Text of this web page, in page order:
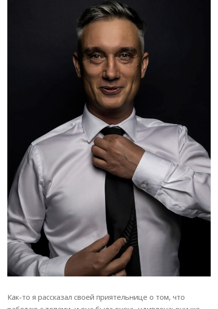
Как-то я рассказал своей приятельнице о том, что